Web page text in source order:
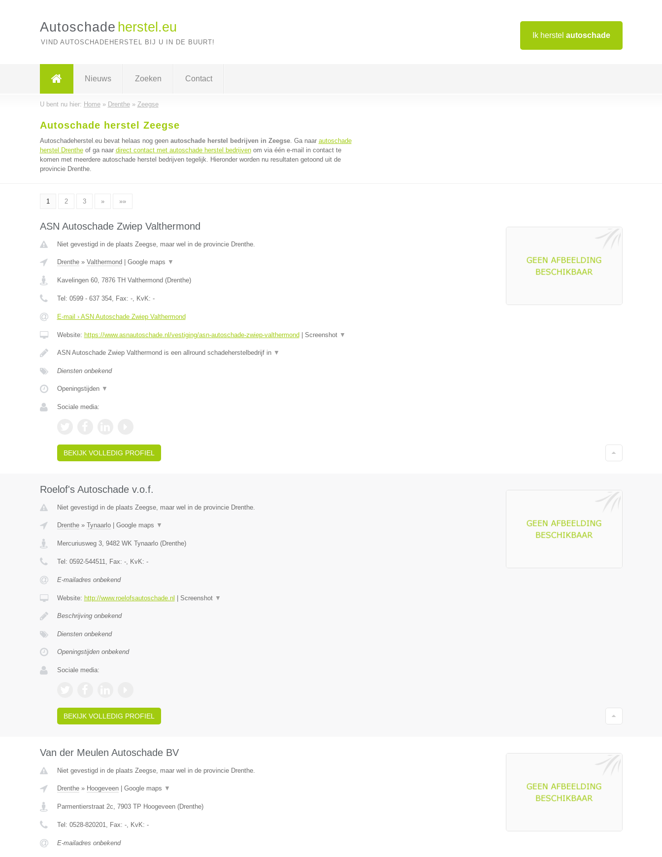
Ik herstel autoschade
Autoschade herstel.eu
VIND AUTOSCHADEHERSTEL BIJ U IN DE BUURT!
Nieuws Zoeken Contact
U bent nu hier: Home» Drenthe» Zeegse
Autoschade herstel Zeegse
Autoschadeherstel.eu bevat helaas nog geen autoschade herstel bedrijven in Zeegse. Ga naar autoschade
herstel Drentheof ga naar direct contact met autoschade herstel bedrijvenom via één e-mail in contact te
komen met meerdere autoschade herstel bedrijven tegelijk. Hieronder worden nu resultaten getoond uit de
provincie Drenthe.
1 2 3 » »»
ASN Autoschade Zwiep Valthermond
Niet gevestigd in de plaats Zeegse, maar wel in de provincie Drenthe.
Drenthe» Valthermond Google maps ▼
Kavelingen 60, 7876 TH Valthermond (Drenthe)
Tel: 0599 - 637 354, Fax: -, KvK: -
E-mail › ASN Autoschade Zwiep Valthermond
Website: https://www.asnautoschade.nl/vestiging/asn-autoschade-zwiep-valthermond Screenshot ▼
ASN Autoschade Zwiep Valthermond is een allround schadeherstelbedrijf in ▼
Diensten onbekend
Openingstijden ▼
Sociale media:
BEKIJK VOLLEDIG PROFIEL
Roelof's Autoschade v.o.f.
Niet gevestigd in de plaats Zeegse, maar wel in de provincie Drenthe.
Drenthe» Tynaarlo| Google maps ▼
Mercuriusweg 3, 9482 WK Tynaarlo(Drenthe)
Tel: 0592-544511, Fax: -, KvK: -
E-mailadres onbekend
Website: http://www.roelofsautoschade.nl Screenshot ▼
Beschrijving onbekend
Diensten onbekend
Openingstijden onbekend
Sociale media:
BEKIJK VOLLEDIG PROFIEL
Van der Meulen Autoschade BV
Niet gevestigd in de plaats Zeegse, maar wel in de provincie Drenthe.
Drenthe» Hoogeveen| Google maps ▼
Parmentierstraat 2c, 7903 TP Hoogeveen(Drenthe)
Tel: 0528-820201, Fax: -, KvK: -
E-mailadres onbekend